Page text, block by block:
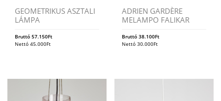
GEOMETRIKUS ASZTALI
LÁMPA
Bruttó 57.150Ft
Nettó 45.000Ft
ADRIEN GARDÈRE
MELAMPO FALIKAR
Bruttó38.100Ft
Nettó30.000Ft